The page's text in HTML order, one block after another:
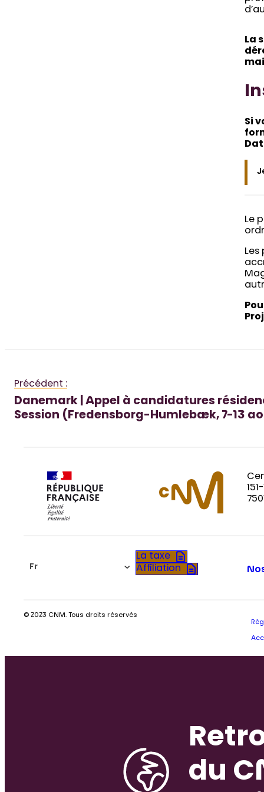
La
mai
Si
Le
Précédent :
Danemark | Appel à candidatures
Session (Fredensborg-Humlebæk, 7-13
Fr
La taxe
Affiliation
© 2023 CNM. Tous droits réservés
du